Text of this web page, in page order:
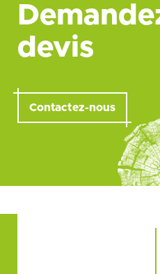
devis
Contactez-nous